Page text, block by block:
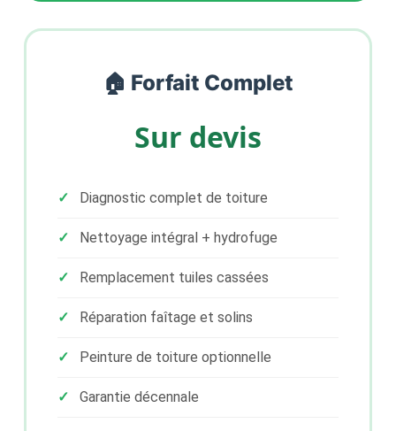
🏠 Forfait Complet
Sur devis
Diagnostic complet de toiture
Nettoyage intégral + hydrofuge
Remplacement tuiles cassées
Réparation faîtage et solins
Peinture de toiture optionnelle
Garantie décennale